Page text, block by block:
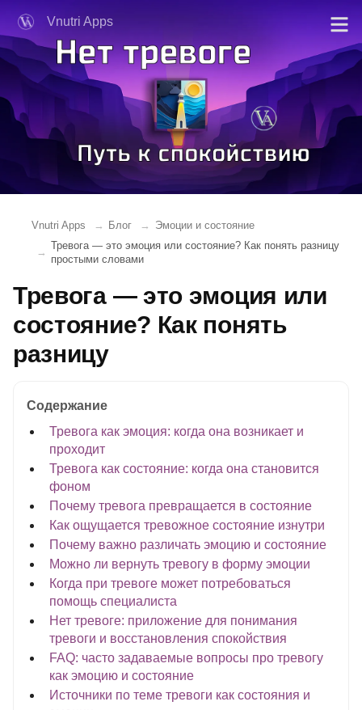
Vnutri Apps
Vnutri Apps Блог
Эмоции и состояние
Тревога — это эмоция или состояние? Как понять разницу
простыми словами
Тревога — это эмоция или
состояние? Как понять
разницу
Содержание
Тревога как эмоция: когда она возникает и
проходит
Тревога как состояние: когда она становится
фоном
Почему тревога превращается в состояние
Как ощущается тревожное состояние изнутри
Почему важно различать эмоцию и состояние
Можно ли вернуть тревогу в форму эмоции
Когда при тревоге может потребоваться
помощь специалиста
Нет тревоге: приложение для понимания
тревоги и восстановления спокойствия
FAQ: часто задаваемые вопросы про тревогу
как эмоцию и состояние
Источники по теме тревоги как состояния и